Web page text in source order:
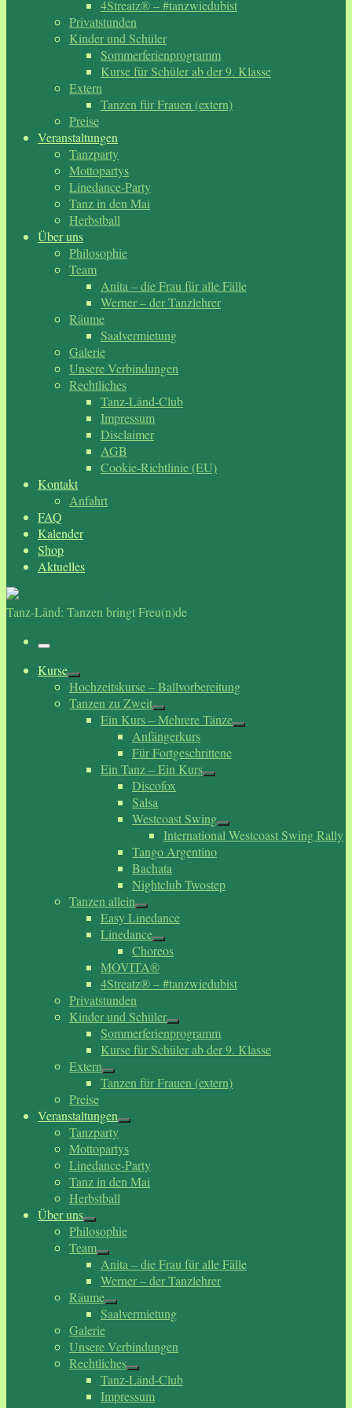
4Streatz® – #tanzwiedubist
Privatstunden
Kinder und Schüler
Sommerferienprogramm
Kurse für Schüler ab der 9. Klasse
Extern
Tanzen für Frauen (extern)
Preise
Veranstaltungen
Tanzparty
Mottopartys
Linedance-Party
Tanz in den Mai
Herbstball
Über uns
Philosophie
Team
Anita – die Frau für alle Fälle
Werner – der Tanzlehrer
Räume
Saalvermietung
Galerie
Unsere Verbindungen
Rechtliches
Tanz-Länd-Club
Impressum
Disclaimer
AGB
Cookie-Richtlinie (EU)
Kontakt
Anfahrt
FAQ
Kalender
Shop
Aktuelles
Tanz-Länd: Tanzen bringt Freu(n)de
Menü
Kurse
Hochzeitskurse – Ballvorbereitung
Tanzen zu Zweit
Ein Kurs – Mehrere Tänze
Anfängerkurs
Für Fortgeschrittene
Ein Tanz – Ein Kurs
Discofox
Salsa
Westcoast Swing
International Westcoast Swing Rally
Tango Argentino
Bachata
Nightclub Twostep
Tanzen allein
Easy Linedance
Linedance
Choreos
MOVITA®
4Streatz® – #tanzwiedubist
Privatstunden
Kinder und Schüler
Sommerferienprogramm
Kurse für Schüler ab der 9. Klasse
Extern
Tanzen für Frauen (extern)
Preise
Veranstaltungen
Tanzparty
Mottopartys
Linedance-Party
Tanz in den Mai
Herbstball
Über uns
Philosophie
Team
Anita – die Frau für alle Fälle
Werner – der Tanzlehrer
Räume
Saalvermietung
Galerie
Unsere Verbindungen
Rechtliches
Tanz-Länd-Club
Impressum